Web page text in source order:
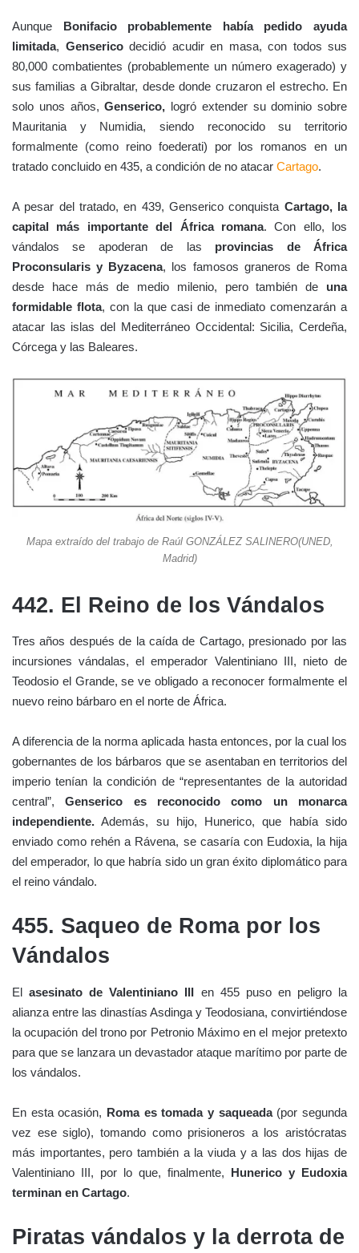
Aunque Bonifacio probablemente había pedido ayuda
limitada, Genserico decidió acudir en masa, con todos sus
80,000 combatientes (probablemente un número exagerado) y
sus familias a Gibraltar, desde donde cruzaron el estrecho. En
solo unos años,Genserico, logró extender su dominio sobre
Mauritania y Numidia, siendo reconocido su territorio
formalmente (como reino foederati) por los romanos en un
tratado concluido en 435, a condición de no atacar Cartago.
A pesar del tratado, en 439, Genserico conquista Cartago, la
capital más importante del África romana. Con ello, los
vándalos se apoderan de las provincias de África
Proconsularis y Byzacena, los famosos graneros de Roma
desde hace más de medio milenio, pero también de una
formidable flota, con la que casi de inmediato comenzarán a
atacar las islas del Mediterráneo Occidental: Sicilia, Cerdeña,
Córcega y las Baleares.
Mapa extraído del trabajo de Raúl GONZÁLEZ SALINERO(UNED,
Madrid)
442. El Reino de los Vándalos
Tres años después de la caída de Cartago, presionado por las
incursiones vándalas, el emperador Valentiniano III, nieto de
Teodosio el Grande, se ve obligado a reconocer formalmente el
nuevo reino bárbaro en el norte de África.
A diferencia de la norma aplicada hasta entonces, por la cual los
gobernantes de los bárbaros que se asentaban en territorios del
imperio tenían la condición de “representantes de la autoridad
central”,Genserico es reconocido como un monarca
independiente. Además, su hijo, Hunerico, que había sido
enviado como rehén a Rávena, se casaría con Eudoxia, la hija
del emperador, lo que habría sido un gran éxito diplomático para
el reino vándalo.
455. Saqueo de Roma por los
Vándalos
Elasesinato de Valentiniano III en 455 puso en peligro la
alianza entre las dinastías Asdinga y Teodosiana, convirtiéndose
la ocupación del trono por Petronio Máximo en el mejor pretexto
para que se lanzara un devastador ataque marítimo por parte de
los vándalos.
En esta ocasión, Roma es tomada y saqueada(por segunda
vez ese siglo), tomando como prisioneros a los aristócratas
más importantes, pero también a la viuda y a las dos hijas de
Valentiniano III, por lo que, finalmente, Hunerico y Eudoxia
terminan en Cartago.
Piratas vándalos y la derrota de